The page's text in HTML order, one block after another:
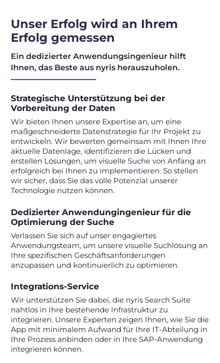
Unser Erfolg wird an Ihrem
Erfolg gemessen
Ein dedizierter Anwendungsingenieur hilft
Ihnen, das Beste aus nyris herauszuholen.
Strategische Unterstützung bei der
Vorbereitung der Daten
Wir bieten Ihnen unsere Expertise an, um eine
maßgeschneiderte Datenstrategie für Ihr Projekt zu
entwickeln. Wir bewerten gemeinsam mit Ihnen Ihre
aktuelle Datenlage, identifizieren die Lücken und
erstellen Lösungen, um visuelle Suche von Anfang an
erfolgreich bei Ihnen zu implementieren. So stellen
wir sicher, dass Sie das volle Potenzial unserer
Technologie nutzen können.
Dedizierter Anwendungingenieur für die
Optimierung der Suche
Verlassen Sie sich auf unser engagiertes
Anwendungsteam, um unsere visuelle Suchlösung an
Ihre spezifischen Geschäftsanforderungen
anzupassen und kontinuierlich zu optimieren.
Integrations-Service
Wir unterstützen Sie dabei, die nyris Search Suite
nahtlos in Ihre bestehende Infrastruktur zu
integrieren. Unsere Experten zeigen Ihnen, wie Sie die
App mit minimalem Aufwand für Ihre IT-Abteilung in
Ihre Prozess anbinden oder in Ihre SAP-Anwendung
integrieren können.